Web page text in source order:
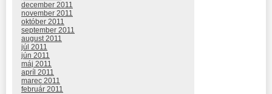
december 2011
november 2011
október 2011
september 2011
august 2011
júl 2011
jún 2011
máj 2011
apríl 2011
marec 2011
február 2011